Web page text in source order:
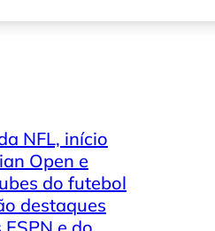
NFL, início
Open e
do futebol
destaques